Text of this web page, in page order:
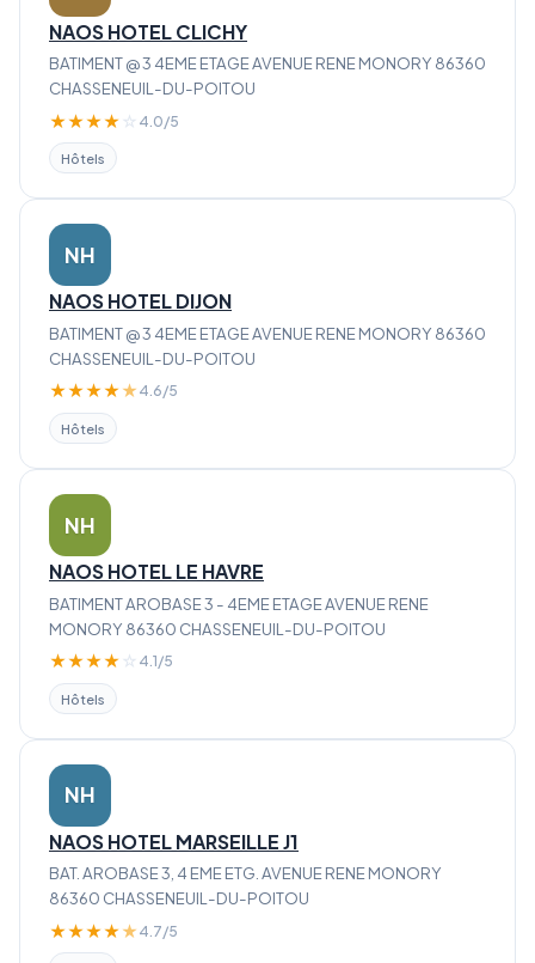
NAOS HOTEL CLICHY
BATIMENT @ 3 4EME ETAGE AVENUE RENE MONORY 86360
CHASSENEUIL-DU-POITOU
★★★★ ☆ 4.0/5
Hôtels
NH
NAOS HOTEL DIJON
BATIMENT @ 3 4EME ETAGE AVENUE RENE MONORY 86360
CHASSENEUIL-DU-POITOU
★★★★★ 4.6/5
Hôtels
NH
NAOS HOTEL LE HAVRE
BATIMENT AROBASE 3 - 4EME ETAGE AVENUE RENE
MONORY 86360 CHASSENEUIL-DU-POITOU
★★★★ ☆ 4.1/5
Hôtels
NH
NAOS HOTEL MARSEILLE J1
BAT. AROBASE 3, 4 EME ETG. AVENUE RENE MONORY
86360 CHASSENEUIL-DU-POITOU
★★★★★ 4.7/5